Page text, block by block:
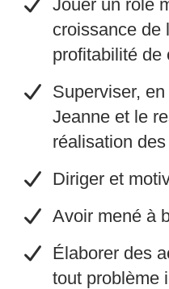
Jouer un rôle
croissance de
profitabilité de
​Superviser,
Jeanne et le
réalisation
​Diriger et
​Avoir mené à
​Élaborer des
tout problème